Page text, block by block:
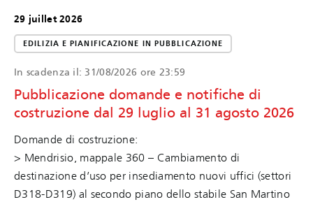
29 juillet 2026
EDILIZIA E PIANIFICAZIONE IN PUBBLICAZIONE
In scadenza il:31/08/2026 ore 23:59
Pubblicazione domande e notifiche di
costruzione dal 29 luglio al 31 agosto 2026
Domande di costruzione:
> Mendrisio, mappale 360 – Cambiamento di
destinazione d’uso per insediamento nuovi uffici (settori
D318-D319) al secondo piano dello stabile San Martino